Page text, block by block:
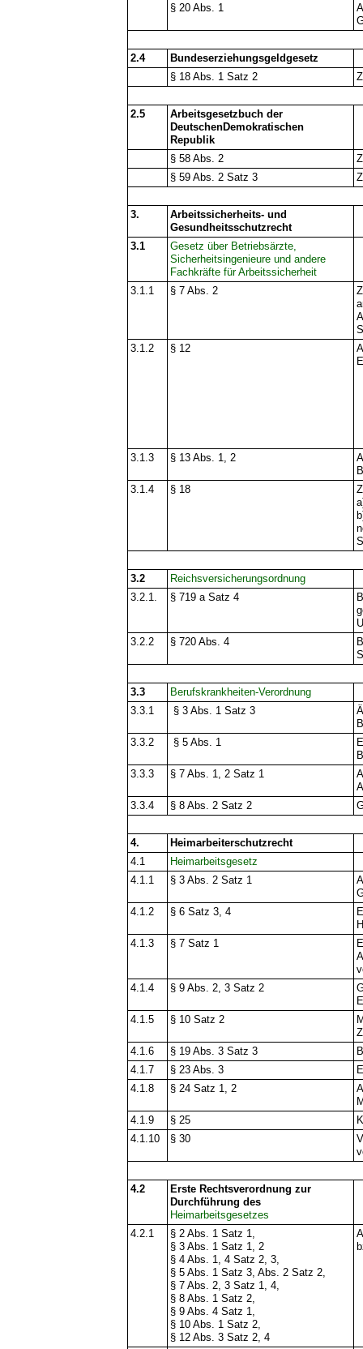
§ 20 Abs. 1
2.4
Bundeserziehungsgeldgesetz
§ 18 Abs. 1 Satz 2
2.5
Arbeitsgesetzbuch der
DeutschenDemokratischen
Republik
§ 58 Abs. 2
§ 59 Abs. 2 Satz 3
3.
Arbeitssicherheits- und
Gesundheitsschutzrecht
3.1
Gesetz über Betriebsärzte,
Sicherheitsingenieure und andere
Fachkräfte für Arbeitssicherheit
3.1.1
§ 7 Abs. 2
3.1.2
§ 12
3.1.3 § 13 Abs. 1, 2
3.1.4
§ 18
3.2
Reichsversicherungsordnung
3.2.1.
§ 719 a Satz 4
3.2.2
§ 720 Abs. 4
3.3
Berufskrankheiten-Verordnung
3.3.1
§ 3 Abs. 1 Satz 3
3.3.2
§ 5 Abs. 1
3.3.3
§ 7 Abs. 1, 2 Satz 1
3.3.4
§ 8 Abs. 2 Satz 2
4.
Heimarbeiterschutzrecht
4.1
Heimarbeitsgesetz
4.1.1
§ 3 Abs. 2 Satz 1
4.1.2
§ 6 Satz 3, 4
4.1.3
§ 7 Satz 1
4.1.4
§ 9 Abs. 2, 3 Satz 2
4.1.5
§ 10 Satz 2
4.1.6
§ 19 Abs. 3 Satz 3
4.1.7
§ 23 Abs. 3
4.1.8
§ 24 Satz 1, 2
4.1.9
§ 25
4.1.10
§ 30
4.2
Erste Rechtsverordnung zur
Durchführung des
Heimarbeitsgesetzes
4.2.1
§ 2 Abs. 1 Satz 1,
§ 3 Abs. 1 Satz 1, 2
§ 4 Abs. 1, 4 Satz 2, 3,
§ 5 Abs. 1 Satz 3, Abs. 2 Satz 2,
§ 7 Abs. 2, 3 Satz 1, 4,
§ 8 Abs. 1 Satz 2,
§ 9 Abs. 4 Satz 1,
§ 10 Abs. 1 Satz 2,
§ 12 Abs. 3 Satz 2, 4